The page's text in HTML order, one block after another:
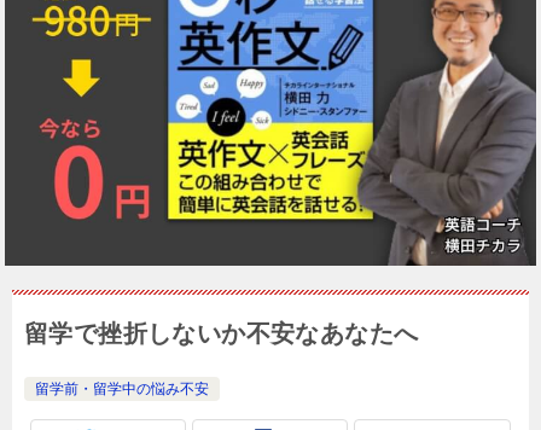
留学で挫折しないか不安なあなたへ
留学前・留学中の悩み不安